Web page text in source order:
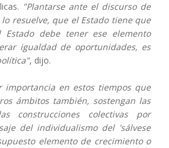
"Plantarse ante el discurso de
resuelve, que el Estado tiene que
Estado debe tener ese elemento
igualdad de oportunidades, es
, dijo.
importancia en estos tiempos que
ámbitos también, sostengan las
construcciones colectivas por
del individualismo del 'sálvese
elemento de crecimiento o